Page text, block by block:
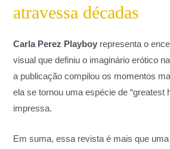
atravessa décadas
Carla Perez Playboy representa o
visual que definiu o imaginário erótico
a publicação compilou os momentos
ela se tornou uma espécie de “greatest
impressa.
Em suma, essa revista é mais que